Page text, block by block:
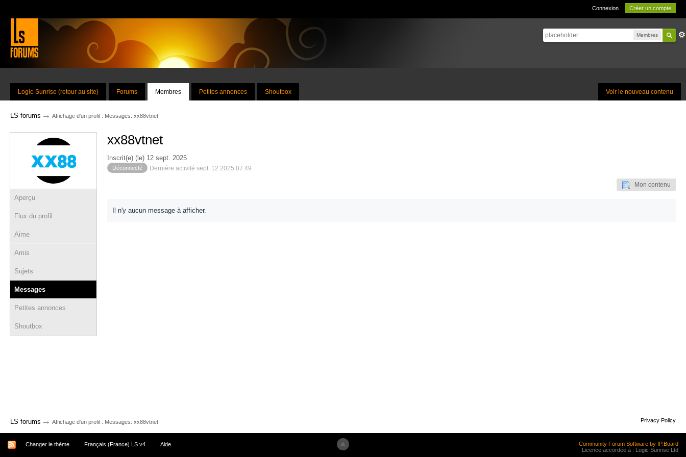
Connexion Créer un compte
Membres
Voir le nouveau contenu
Logic-Sunrise (retour au site) Forums Membres Petites annonces Shoutbox
LS forums → Affichage d'un profil : Messages: xx88vtnet
Aperçu
Flux du profil
Aime
Amis
Sujets
Messages
Petites annonces
Shoutbox
xx88vtnet
Inscrit(e) (le) 12 sept. 2025
Déconnecté Dernière activité sept. 12 2025 07:49
Mon contenu
Il n'y aucun message à afficher.
LS forums → Affichage d'un profil : Messages: xx88vtnet Privacy Policy
Changer le thème Français (France) LS v4 Aide
Community Forum Software by IP.Board
Licence accordée à : Logic Sunrise Ltd